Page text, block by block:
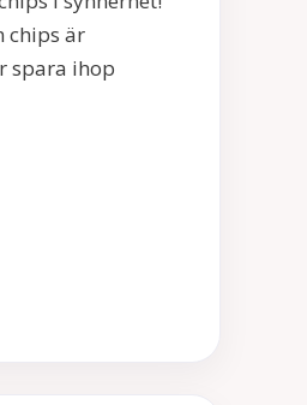
chips är
spara ihop